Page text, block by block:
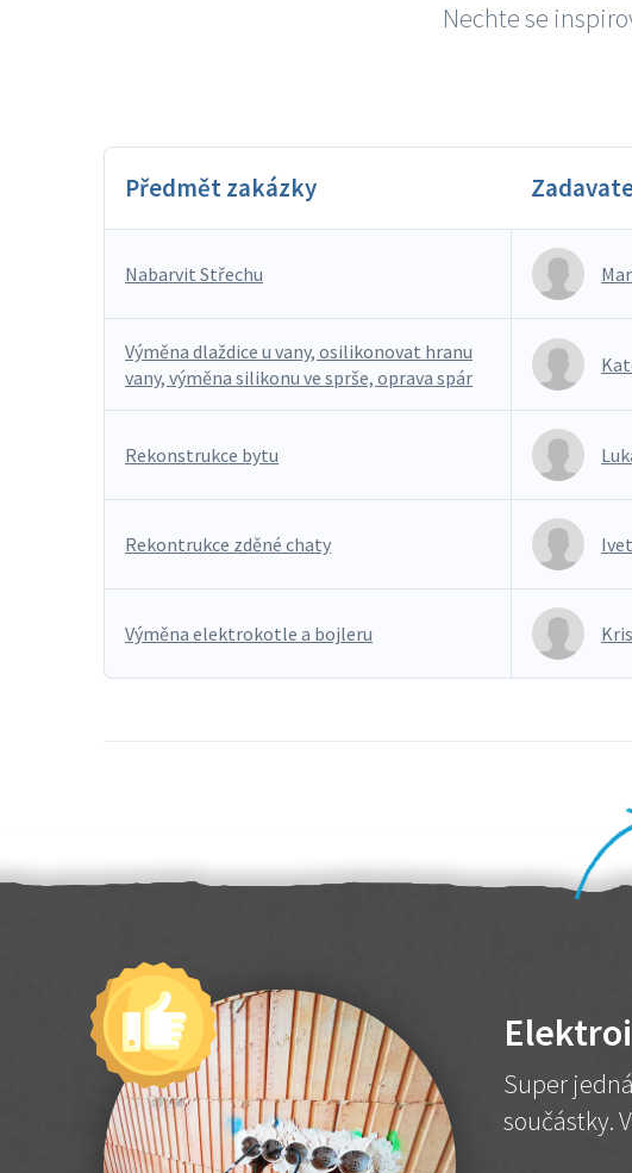
Nechte se
Předmět zakázky
Nabarvit Střechu
Výměna dlaždice u vany, osilikonovat hranu
vany, výměna silikonu ve sprše, oprava spár
Rekonstrukce bytu
Rekontrukce zděné chaty
Výměna elektrokotle a bojleru
Super
součástky.